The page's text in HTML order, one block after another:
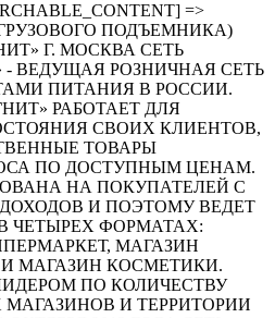
=>
ПОДЪЕМНИКА)
Г. МОСКВА СЕТЬ
ВЕДУЩАЯ РОЗНИЧНАЯ СЕТЬ
ПИТАНИЯ В РОССИИ.
РАБОТАЕТ ДЛЯ
СВОИХ КЛИЕНТОВ,
ТОВАРЫ
ПО ДОСТУПНЫМ ЦЕНАМ.
НА ПОКУПАТЕЛЕЙ С
И ПОЭТОМУ ВЕДЕТ
ЧЕТЫРЕХ ФОРМАТАХ:
МАГАЗИН
МАГАЗИН КОСМЕТИКИ.
ПО КОЛИЧЕСТВУ
И ТЕРРИТОРИИ